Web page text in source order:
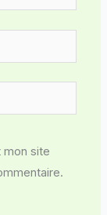
mon site